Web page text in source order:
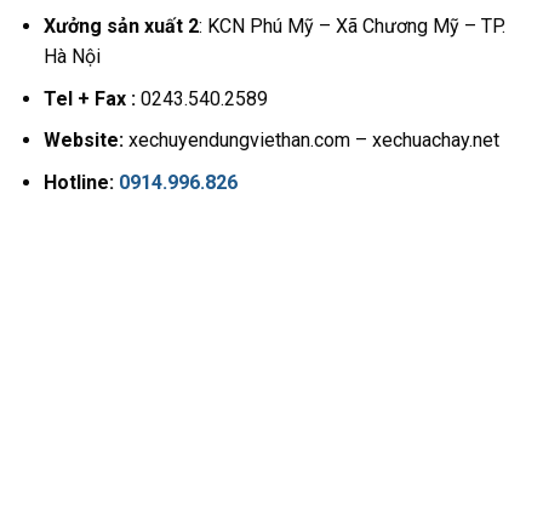
Xưởng sản xuất 2: KCN Phú Mỹ – Xã Chương Mỹ – TP.
Hà Nội
Tel + Fax :0243.540.2589
Website:xechuyendungviethan.com – xechuachay.net
Hotline: 0914.996.826